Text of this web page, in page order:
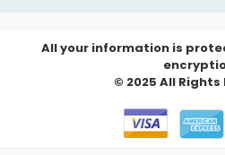
All your information is
© 2025 All Rights